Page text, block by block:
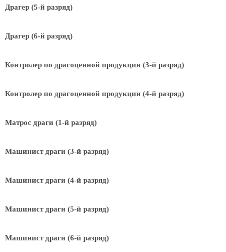
Драгер (5-й разряд)
Драгер (6-й разряд)
Контролер по драгоценной продукции (3-й разряд)
Контролер по драгоценной продукции (4-й разряд)
Матрос драги (1-й разряд)
Машинист драги (3-й разряд)
Машинист драги (4-й разряд)
Машинист драги (5-й разряд)
Машинист драги (6-й разряд)